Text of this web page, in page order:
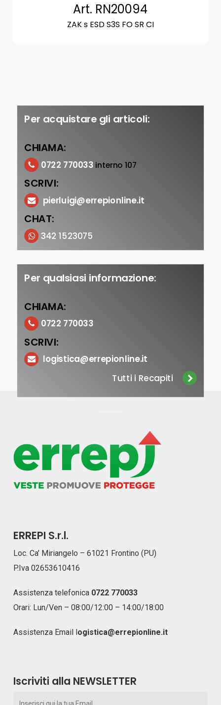
Art. RN20094
ZAK s ESD S3S FO SR CI
Per acquistare gli articoli:
CHIAMA:
0722 770033 interno 107
SCRIVI:
pierluigi@errepionline.it
CHAT:
342 1523075
Per qualsiasi informazione:
CHIAMA:
0722 770033
SCRIVI:
logistica@errepionline.it
Tutti i Recapiti
ERREPI S.r.l.
Loc. Ca’ Miriangelo – 61021 Frontino (PU)
P.Iva 02653610416
Assistenza telefonica 0722 770033
Orari: Lun/Ven – 08:00/12:00 – 14:00/18:00
Assistenza Email ogistica@errepionline.it
Iscriviti alla NEWSLETTER